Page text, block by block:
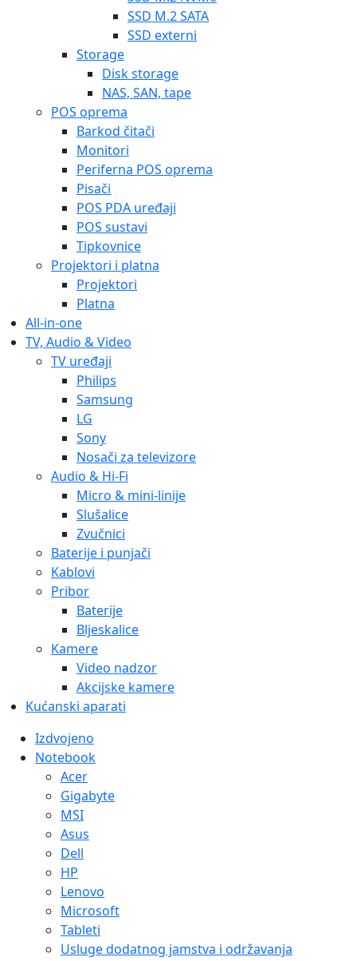
SSD M.2 SATA
SSD externi
Storage
Disk storage
NAS, SAN, tape
POS oprema
Barkod čitači
Monitori
Periferna POS oprema
Pisači
POS PDA uređaji
POS sustavi
Tipkovnice
Projektori i platna
Projektori
Platna
All-in-one
TV, Audio & Video
TV uređaji
Philips
Samsung
LG
Sony
Nosači za televizore
Audio & Hi-Fi
Micro & mini-linije
Slušalice
Zvučnici
Baterije i punjači
Kablovi
Pribor
Baterije
Bljeskalice
Kamere
Video nadzor
Akcijske kamere
Kućanski aparati
Izdvojeno
Notebook
Acer
Gigabyte
MSI
Asus
Dell
HP
Lenovo
Microsoft
Tableti
Usluge dodatnog jamstva i održavanja